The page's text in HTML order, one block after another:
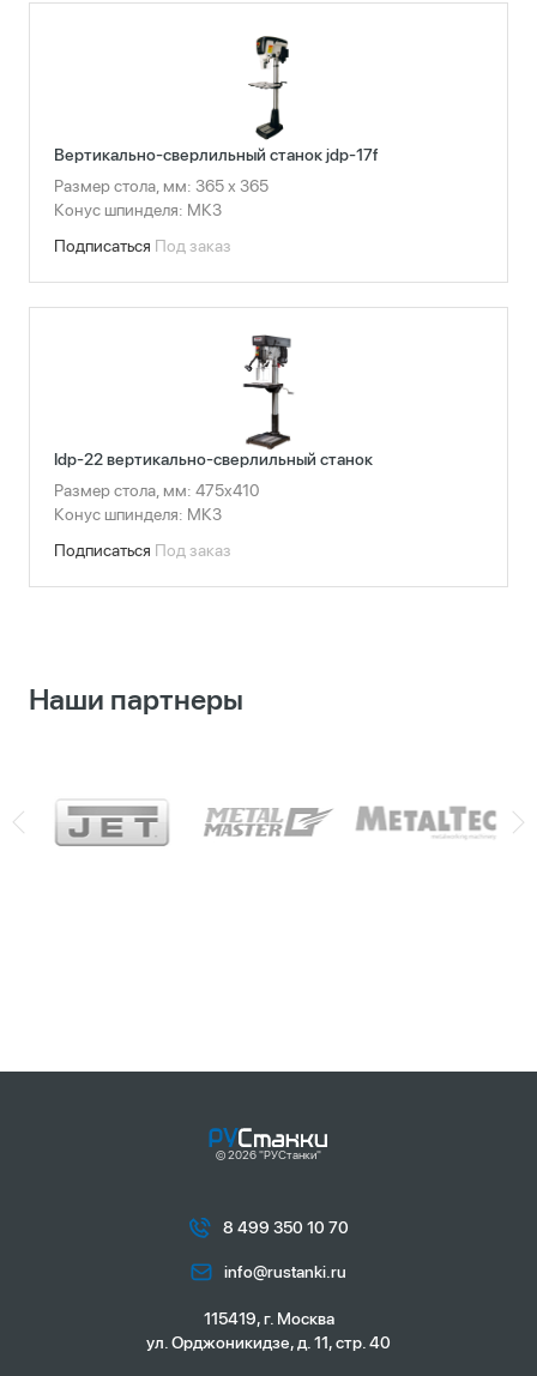
Вертикально-сверлильный станок jdp-17f
Размер стола, мм: 365 х 365
Конус шпинделя: МК3
Подписаться Под заказ
Idp-22 вертикально-сверлильный станок
Размер стола, мм: 475x410
Конус шпинделя: МК3
Подписаться Под заказ
Наши партнеры
© 2026 "РУСтанки"
8 499 350 10 70
info@rustanki.ru
115419, г. Москва
ул. Орджоникидзе, д. 11, стр. 40